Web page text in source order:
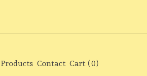
Products Contact Cart (0)